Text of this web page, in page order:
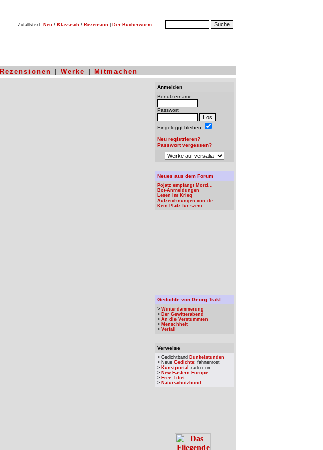
Zufallstext: Neu / Klassisch / Rezension Der Bücherwurm
Rezensionen Werke Mitmachen
Anmelden
Benutzername
Passwort
Eingeloggt bleiben
Neu registrieren?
Passwort vergessen?
Neues aus dem Forum
Pojatz empfängt Mord...
Bot-Anmeldungen
Lesen im Krieg
Aufzeichnungen von de...
Kein Platz für szeni...
Gedichte von Georg Trakl
> Winterdämmerung
> Der Gewitterabend
> An die Verstummten
> Menschheit
> Verfall
Verweise
> Gedichtband Dunkelstunden
> Neue Gedichte: fahnenrost
> Kunstportal xarto.com
> New Eastern Europe
> Free Tibet
> Naturschutzbund